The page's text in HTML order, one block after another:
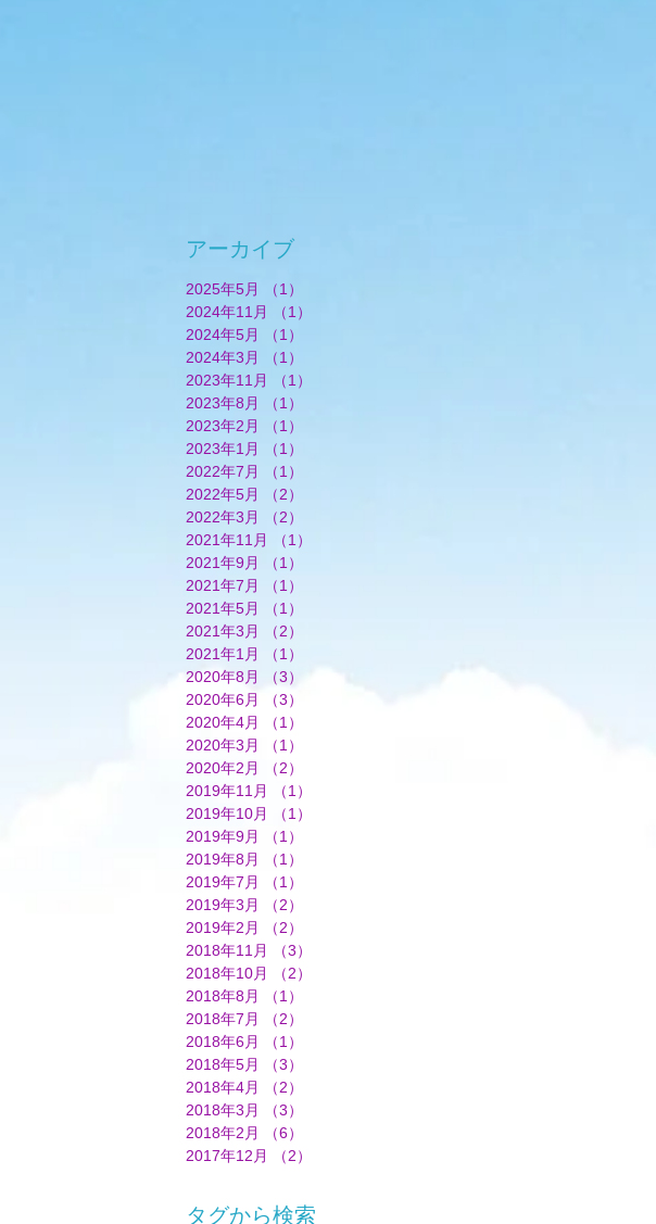
アーカイブ
2025年5月 （1）
2024年11月
（1）
2024年5月
（1）
2024年3月
（1）
2023年11月
（1）
2023年8月
（1）
2023年2月
（1）
2023年1月
（1）
2022年7月
（1）
2022年5月
（2）
2022年3月
（2）
2021年11月
（1）
2021年9月
（1）
2021年7月
（1）
2021年5月
（1）
2021年3月
（2）
2021年1月
（1）
2020年8月
（3）
3件の記事
2020年6月
（3）
2020年4月
（1）
2020年3月
（1）
2020年2月
（2）
2019年11月
（1）
2019年10月
（1）
2019年9月
（1）
2019年8月
（1）
2019年7月
（1）
2019年3月
（2）
2019年2月
（2）
2018年11月
（3）
2018年10月
（2）
2018年8月
（1）
2018年7月
（2）
2018年6月
（1）
2018年5月
（3）
2018年4月
（2）
2018年3月
（3）
2018年2月
（6）
2017年12月
（2）
タグから検索